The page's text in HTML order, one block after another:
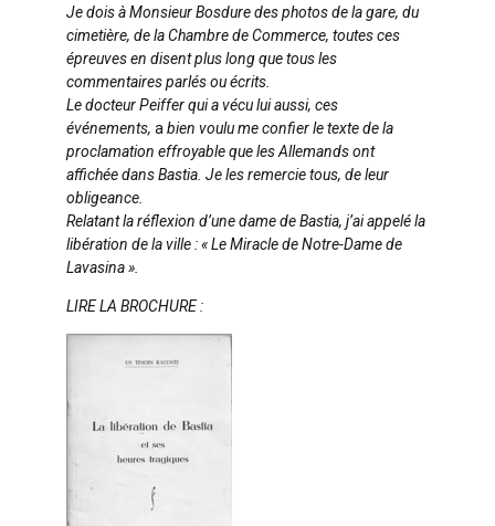
Je dois à Monsieur Bosdure des photos de la gare, du
cimetière, de la Chambre de Commerce, toutes ces
épreuves en disent plus long que tous les
commentaires parlés ou écrits.
Le docteur Peiffer qui a vécu lui aussi, ces
événements, a bien voulu me confier le texte de la
proclamation effroyable que les Allemands ont
affichée dans Bastia. Je les remercie tous, de leur
obligeance.
Relatant la réflexion d’une dame de Bastia, j’ai appelé la
libération de la ville : « Le Miracle de Notre-Dame de
Lavasina ».
LIRE LA BROCHURE :